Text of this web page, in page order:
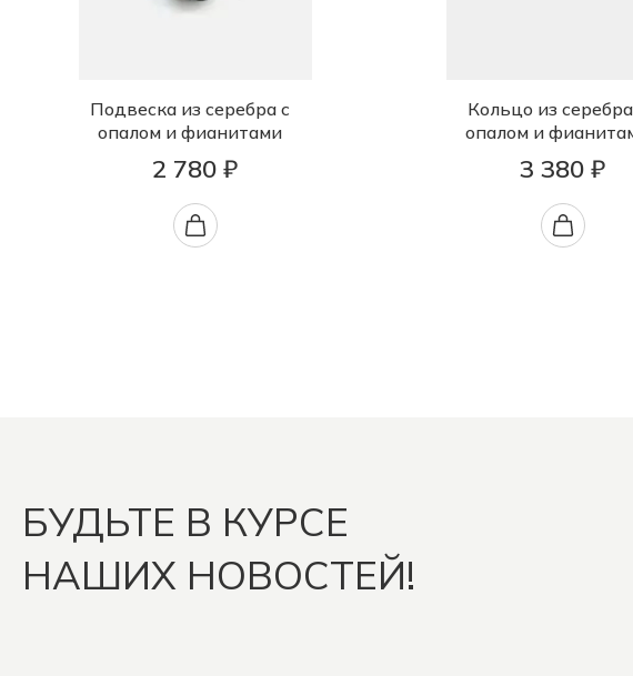
Подвеска из серебра с
опалом и фианитами
2 780 ₽
Кольцо из
опалом и
3 380 ₽
БУДЬТЕ В КУРСЕ
НАШИХ НОВОСТЕЙ!